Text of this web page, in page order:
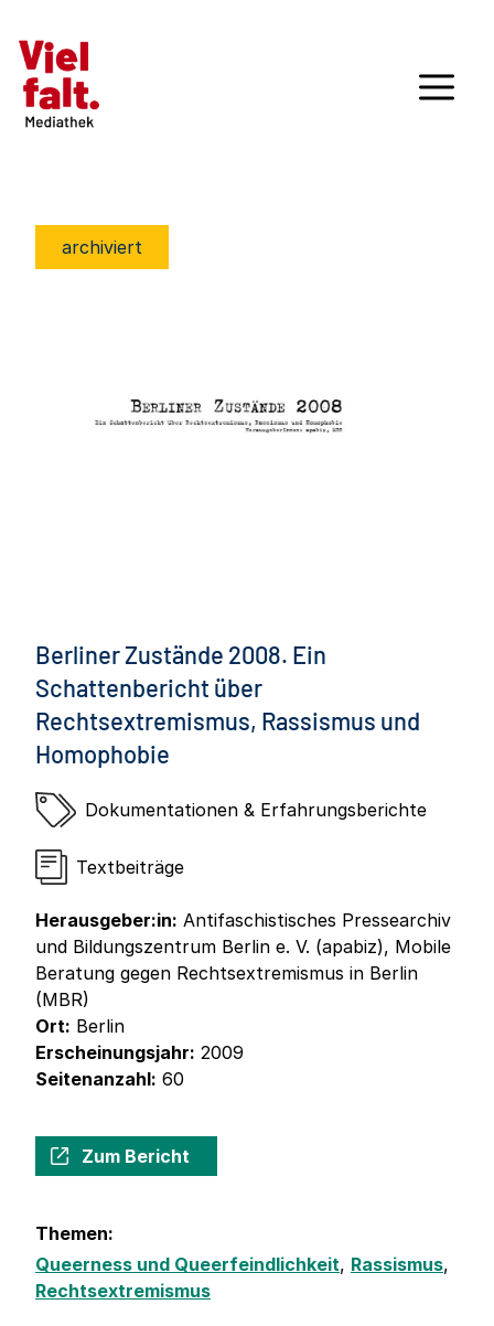
archiviert
Berliner Zustände 2008. Ein
Schattenbericht über
Rechtsextremismus, Rassismus und
Homophobie
Dokumentationen & Erfahrungsberichte
Textbeiträge
Herausgeber:in: Antifaschistisches Pressearchiv
und Bildungszentrum Berlin e. V. (apabiz), Mobile
Beratung gegen Rechtsextremismus in Berlin
(MBR)
Ort: Berlin
Erscheinungsjahr: 2009
Seitenanzahl: 60
Zum Bericht
Themen:
Queerness und Queerfeindlichkeit, Rassismus,
Rechtsextremismus